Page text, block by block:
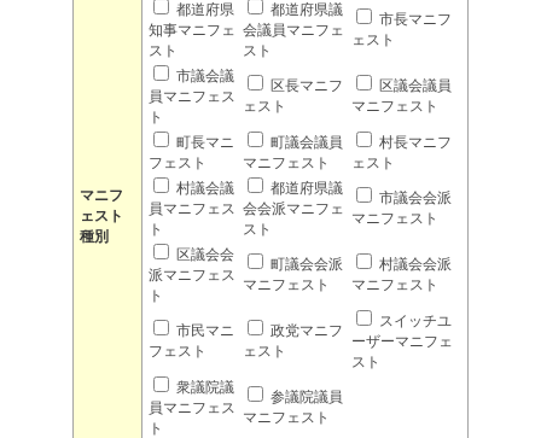
マニフ
ェスト
種別
都道府県
知事マニフェ
スト
都道府県議
会議員マニフェ
スト
市長マニフ
ェスト
市議会議
員マニフェス
ト
区長マニフ
ェスト
区議会議員
マニフェスト
町長マニ
フェスト
町議会議員
マニフェスト
村長マニフ
ェスト
村議会議
員マニフェス
ト
都道府県議
会会派マニフェ
スト
市議会会派
マニフェスト
区議会会
派マニフェス
ト
町議会会派
マニフェスト
村議会会派
マニフェスト
市民マニ
フェスト
政党マニフ
ェスト
スイッチユ
ーザーマニフェ
スト
衆議院議
員マニフェス
ト
参議院議員
マニフェスト